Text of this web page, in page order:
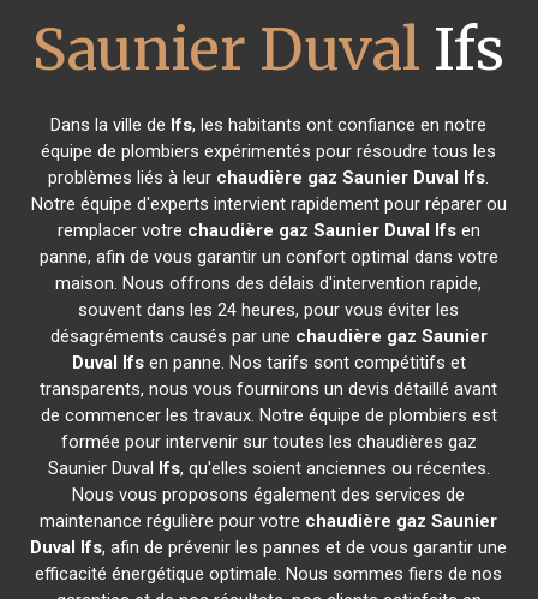
Saunier Duval Ifs
Dans la ville de Ifs, les habitants ont confiance en notre
équipe de plombiers expérimentés pour résoudre tous les
problèmes liés à leur chaudière gaz Saunier Duval Ifs.
Notre équipe d'experts intervient rapidement pour réparer ou
remplacer votre chaudière gaz Saunier Duval Ifsen
panne, afin de vous garantir un confort optimal dans votre
maison. Nous offrons des délais d'intervention rapide,
souvent dans les 24 heures, pour vous éviter les
désagréments causés par une chaudière gaz Saunier
Duval Ifsen panne. Nos tarifs sont compétitifs et
transparents, nous vous fournirons un devis détaillé avant
de commencer les travaux. Notre équipe de plombiers est
formée pour intervenir sur toutes les chaudières gaz
Saunier Duval Ifs, qu'elles soient anciennes ou récentes.
Nous vous proposons également des services de
maintenance régulière pour votre chaudière gaz Saunier
Duval Ifs, afin de prévenir les pannes et de vous garantir une
efficacité énergétique optimale. Nous sommes fiers de nos